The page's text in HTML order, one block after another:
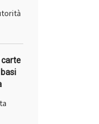
carte